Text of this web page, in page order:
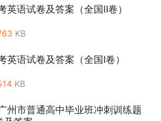
英语试卷及答案（全国Ⅱ卷）
KB
语试卷及答案（全国Ⅰ卷）
KB
州市普通高中毕业班冲刺训练题